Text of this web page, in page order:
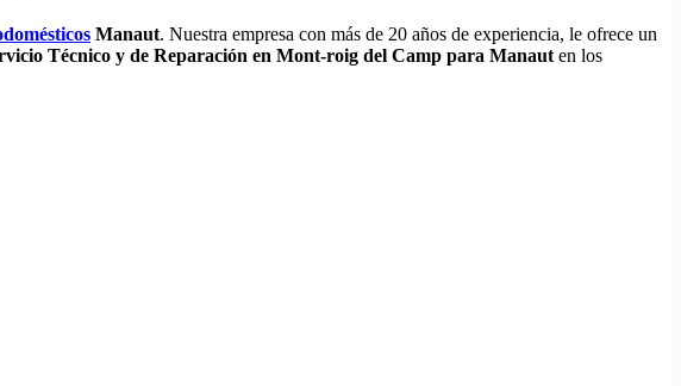
Manaut. Nuestra empresa con más de 20 años de experiencia, le ofrece un
Técnico y de Reparación en Mont-roig del Camp para Manaut en los